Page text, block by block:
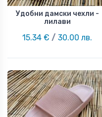
Удобни дамски чехли -
лилави
15.34 € / 30.00 лв.